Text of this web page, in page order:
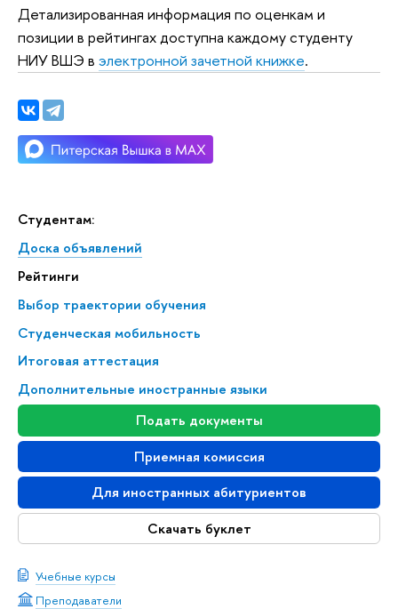
Студентам:
Доска объявлений
Рейтинги
Выбор траектории обучения
Студенческая мобильность
Итоговая аттестация
Дополнительные иностранные языки
Подать документы
Приемная комиссия
Для иностранных абитуриентов
Скачать буклет
Учебные курсы
Преподаватели
Детализированная информация по оценкам и
позиции в рейтингах доступна каждому студенту
НИУ ВШЭ в электронной зачетной книжке.